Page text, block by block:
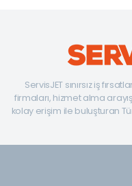
ServisJET sınırsız iş
firmaları, hizmet alma
kolay erişim ile buluşturan